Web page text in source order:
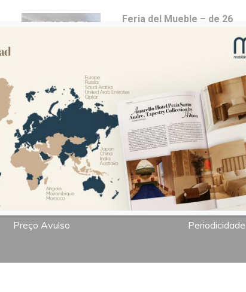
Feria del Mueble – de 26
7,00€
Preço Avulso
Bimestral
Periodicidade